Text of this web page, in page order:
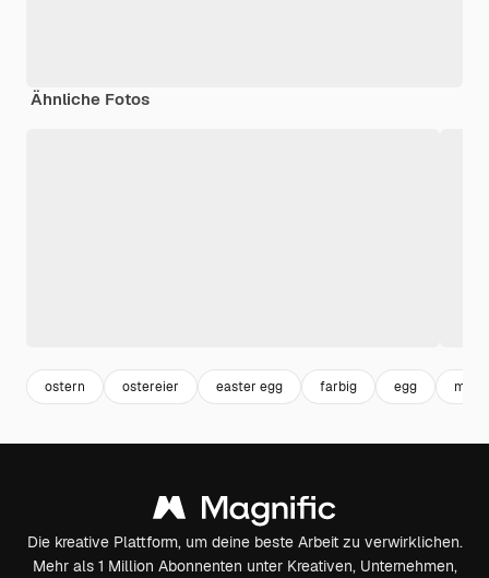
Ähnliche Fotos
ostern ostereier easter egg farbig egg
Die kreative Plattform, um deine beste Arbeit zu verwirklichen.
Mehr als 1 Million Abonnenten unter Kreativen, Unternehmen,